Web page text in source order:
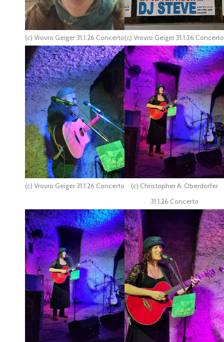
(c) Vrovro Geiger 31.1.26 Concerto(c) Vrovro Geiger 31.1.26 Concerto
(c) Vrovro Geiger 31.1.26 Concerto
(c) Christopher A. Oberdorfer
31.1.26 Concerto